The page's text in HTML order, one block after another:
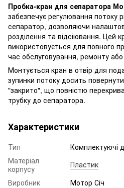
Пробка-кран для сепаратора
забезпечує регулювання потоку
сепаратор, дозволяючи
розділення та відсіювання. Цей
використовується для повного
час обслуговування, ремонту
Монтується кран в отвір для
зупинки потоку досить
"закрито", що повністю
трубку до сепаратора.
Характеристики
Тип
Комплектуючі
Матеріал
корпусу
Пластик
Виробник
Мотор Січ